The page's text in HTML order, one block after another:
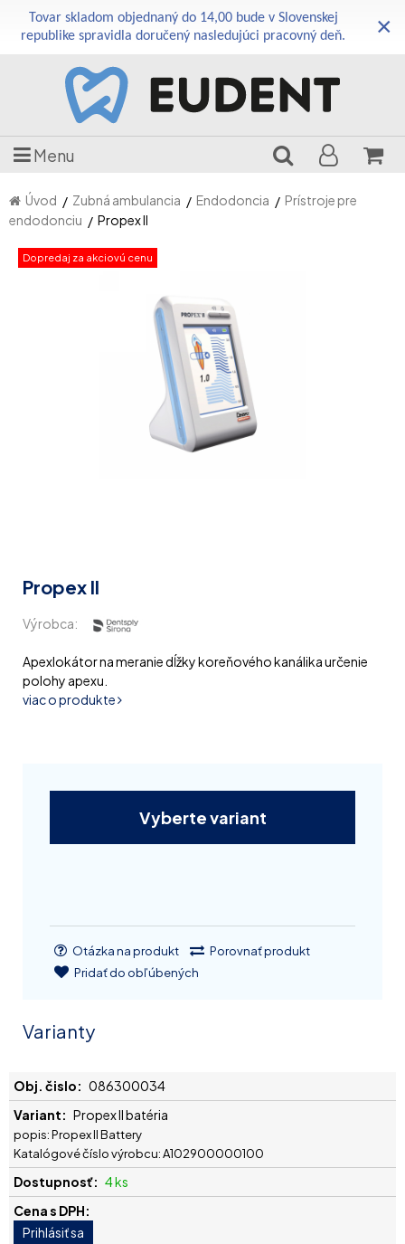
Tovar skladom objednaný do 14,00 bude v Slovenskej
republike spravidla doručený nasledujúci pracovný deň.
×
Menu
Úvod Zubná ambulancia Endodoncia
Prístroje pre
endodonciu
Propex II
Dopredaj za akciovú cenu
Propex II
Výrobca:
Apexlokátor na meranie dĺžky koreňového kanálika určenie
polohy apexu.
viac o produkte
Vyberte variant
Otázka na produkt
Porovnať produkt
Pridať do obľúbených
Varianty
086300034
Propex II batéria
popis: Propex II Battery
Katalógové číslo výrobcu: A102900000100
4 ks